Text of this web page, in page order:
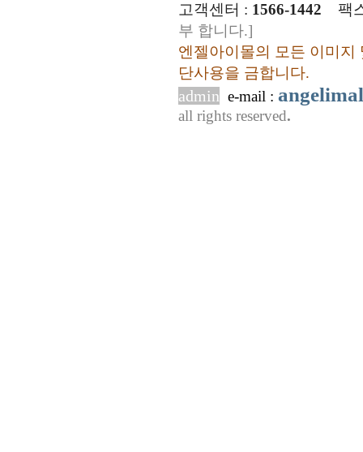
고객센터 : 1566-1442
팩
부 합니다.]
엔젤아이몰의 모든 이미지
단사용을 금합니다.
admin e-mail :
all rights reserved.